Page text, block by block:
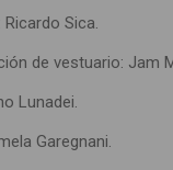
Sica.
de vestuario: Jam
Lunadei.
Garegnani.